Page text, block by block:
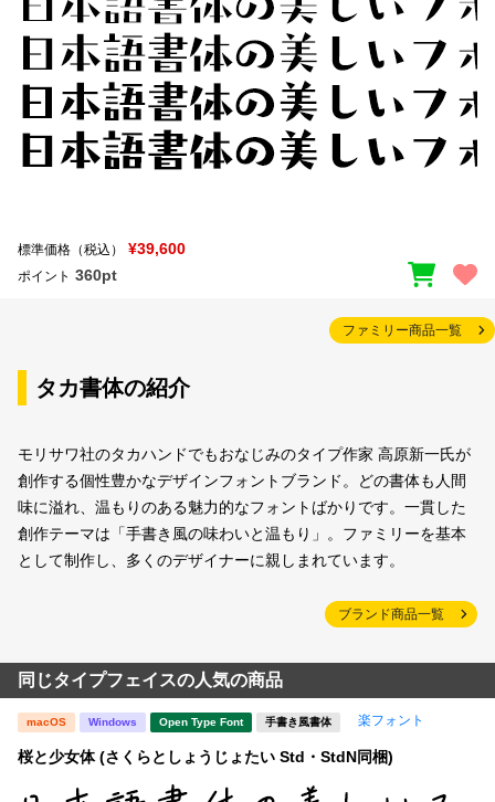
標準価格（税込） ¥39,600
ポイント 360pt
ファミリー商品一覧
タカ書体の紹介
モリサワ社のタカハンドでもおなじみのタイプ作家 高原新一氏が
創作する個性豊かなデザインフォントブランド。どの書体も人間
味に溢れ、温もりのある魅力的なフォントばかりです。一貫した
創作テーマは「手書き風の味わいと温もり」。ファミリーを基本
として制作し、多くのデザイナーに親しまれています。
ブランド商品一覧
同じタイプフェイスの人気の商品
macOS Windows Open Type Font 手書き風書体 楽フォント
桜と少女体 (さくらとしょうじょたい Std・StdN同梱)